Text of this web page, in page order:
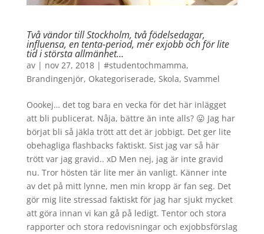
Två vändor till Stockholm, två födelsedagar,
influensa, en tenta-period, mer exjobb och för lite
tid i största allmänhet…
av | nov 27, 2018| #studentochmamma,
Brandingenjör, Okategoriserade, Skola, Svammel
Oookej… det tog bara en vecka för det här inlägget
att bli publicerat. Nåja, bättre än inte alls? 😛 Jag har
börjat bli så jäkla trött att det är jobbigt. Det ger lite
obehagliga flashbacks faktiskt. Sist jag var så här
trött var jag gravid.. xD Men nej, jag är inte gravid
nu. Tror hösten tär lite mer än vanligt. Känner inte
av det på mitt lynne, men min kropp är fan seg. Det
gör mig lite stressad faktiskt för jag har sjukt mycket
att göra innan vi kan gå på ledigt. Tentor och stora
rapporter och stora redovisningar och exjobbsförslag